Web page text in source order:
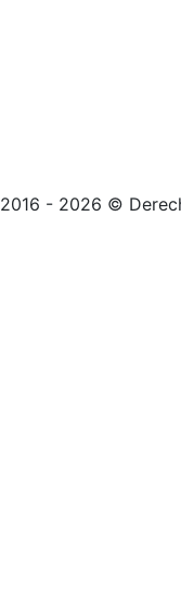
2016 - 2026 ©